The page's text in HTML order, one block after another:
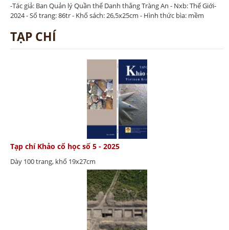
-Tác giả: Ban Quản lý Quần thể Danh thắng Tràng An - Nxb: Thế Giới-
2024 - Số trang: 86tr - Khổ sách: 26,5x25cm - Hình thức bìa: mềm
TẠP CHÍ
Tạp chí Khảo cổ học số 5 - 2025
Dày 100 trang, khổ 19x27cm